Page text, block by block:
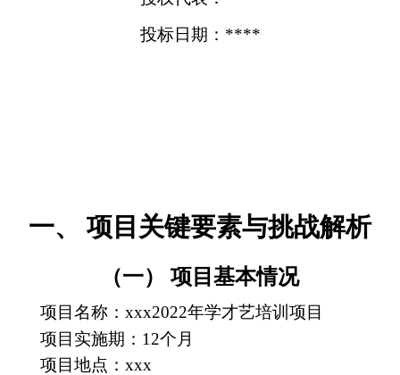
投标日期：****
一、 项目关键要素与挑战解析
（一） 项目基本情况
项目名称：xxx2022年学才艺培训项目
项目实施期：12个月
项目地点：xxx